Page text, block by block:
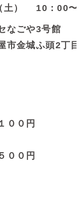
土） 10：00〜
なごや3号館
金城ふ頭2丁目
０円
０ 円